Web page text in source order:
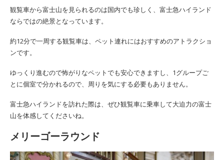
観覧車から富士山を見られるのは国内でも珍しく、富士急ハイランド
ならではの絶景となっています。
約12分で一周する観覧車は、ペット連れにはおすすめのアトラクショ
ンです。
ゆっくり進むので怖がりなペットでも安心できますし、1グループご
とに個室で分かれるので、周りを気にする必要もありません。
富士急ハイランドを訪れた際は、ぜひ観覧車に乗車して大迫力の富士
山を体感してくださいね。
メリーゴーラウンド